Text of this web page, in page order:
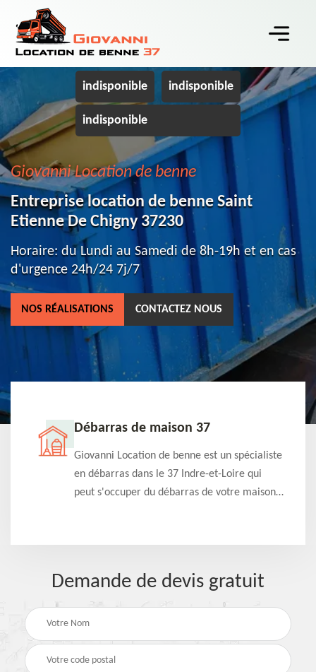
indisponible indisponible
indisponible
Giovanni Location de benne
Entreprise location de benne Saint
Etienne De Chigny 37230
Horaire: du Lundi au Samedi de 8h-19h et en cas
d'urgence 24h/24 7j/7
NOS RÉALISATIONS CONTACTEZ NOUS
Débarras de maison 37
Giovanni Location de benne est un spécialiste
en débarras dans le 37 Indre-et-Loire qui
peut s'occuper du débarras de votre maison
Demande de devis gratuit